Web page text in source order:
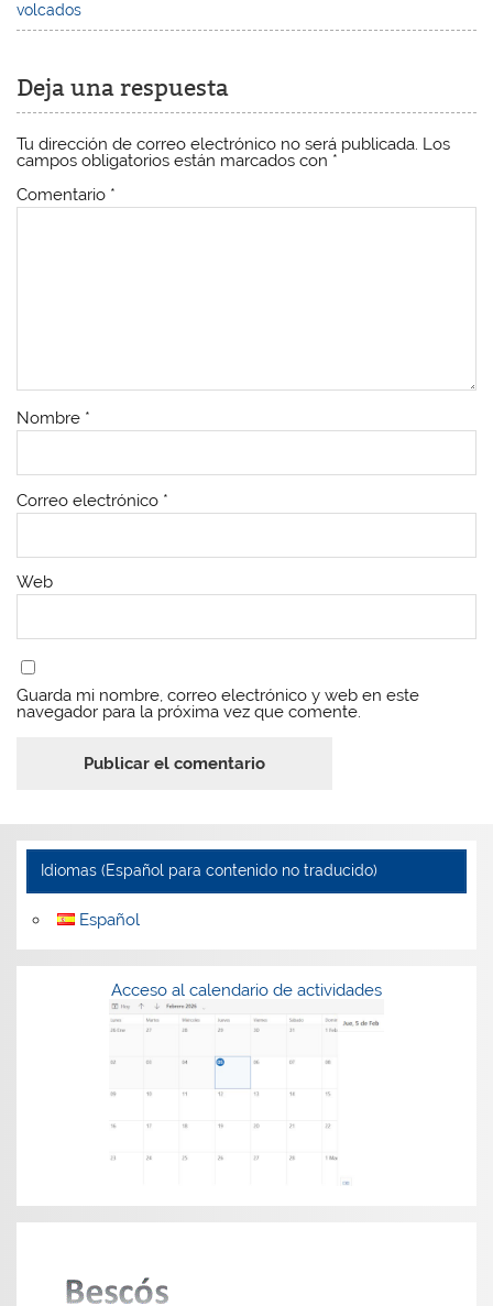
volcados
Deja una respuesta
Tu dirección de correo electrónico no será publicada. Los
campos obligatorios están marcados con *
Comentario *
Nombre *
Correo electrónico *
Web
Guarda mi nombre, correo electrónico y web en este
navegador para la próxima vez que comente.
Idiomas (Español para contenido no traducido)
Español
Acceso al calendario de actividades